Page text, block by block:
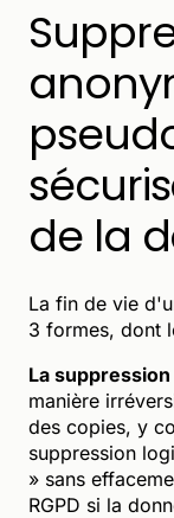
de la
La fin de vie
3 formes, dont
La suppression
manière
des copies, y
suppression
» sans
RGPD si la